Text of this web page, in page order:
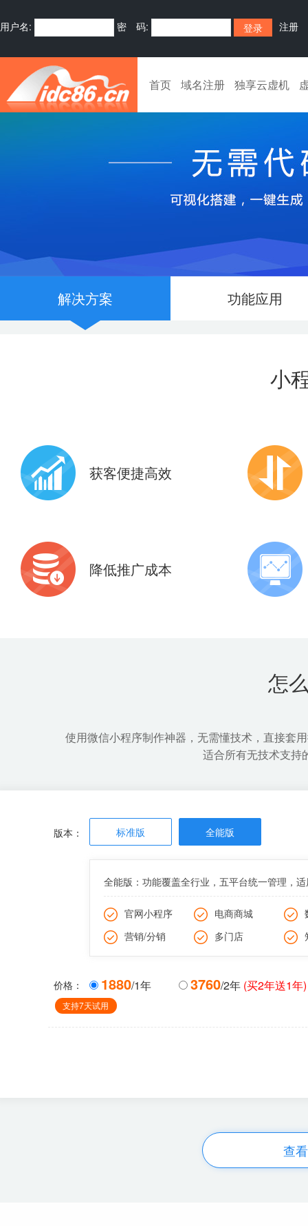
用户名: 密 码: 注册
首页 域名注册 独享云虚机
解决方案 功能应用
小
获客便捷高效
6亿+微信支付用户
助力全面
降低推广成本
怎
使用微信小程序制作神器，无需懂技术，直接套
适合所有无技术支持
版本： 标准版 全能版
全能版：功能覆盖全行业，五平台统一管理，
官网小程序 电商商城
营销/分销
多门店
价格：
支持7天试用
1880/1年 3760/2年 (买2年送1年)
查